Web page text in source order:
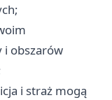
i obszarów
i straż mogą